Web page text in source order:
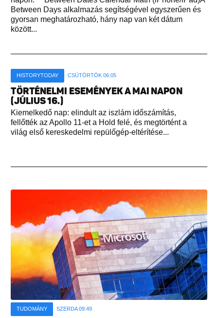
Between Days alkalmazás segítségével egyszerűen és
gyorsan meghatározható, hány nap van két dátum
között...
HISTORYTODAY CSÜTÖRTÖK 06:05
TÖRTÉNELMI ESEMÉNYEK A MAI NAPON
(JÚLIUS 16.)
Kiemelkedő nap: elindult az iszlám időszámítás,
fellőtték az Apollo 11-et a Hold felé, és megtörtént a
világ első kereskedelmi repülőgép-eltérítése...
TUDOMÁNY SZERDA 09:49